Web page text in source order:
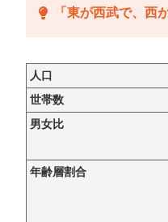
「東が西武で、西
人口
世帯数
男女比
年齢層割合